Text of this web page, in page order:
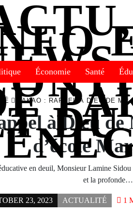
Économie Santé
PAKAO : RAPPEL À DIEU DE MR
à Dieu
d’école
en deuil, Monsieur Lamine
et la profonde…
23, 2023 ACTUALITÉ 1